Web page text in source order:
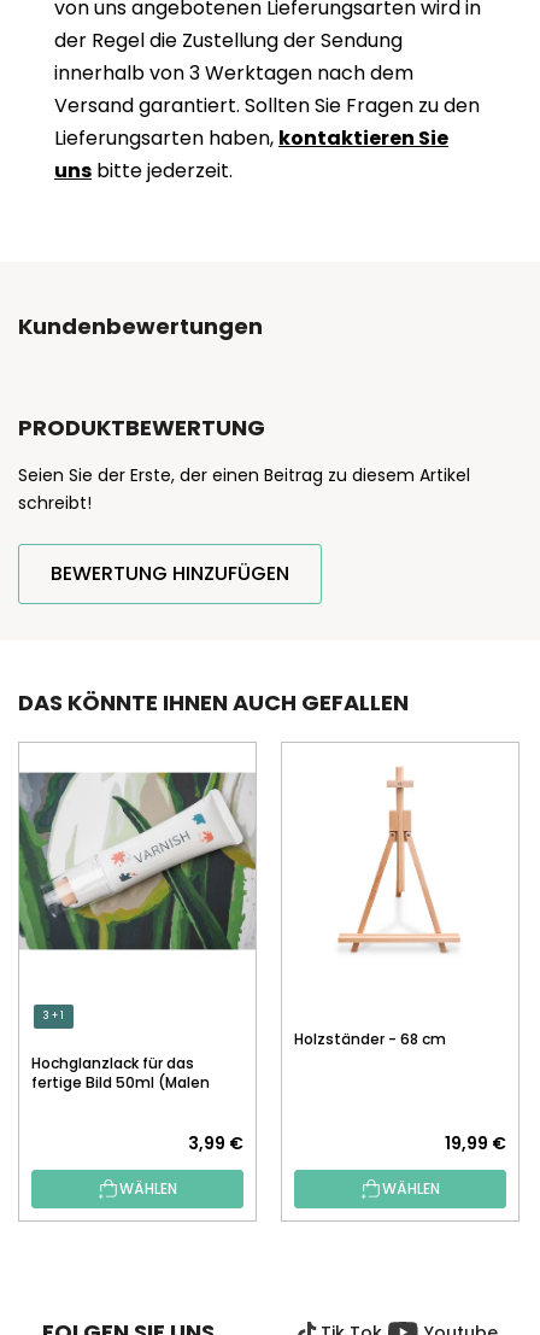
von uns angebotenen Lieferungsarten wird in
der Regel die Zustellung der Sendung
innerhalb von 3 Werktagen nach dem
Versand garantiert. Sollten Sie Fragen zu den
Lieferungsarten haben, kontaktieren Sie
uns bitte jederzeit.
Kundenbewertungen
PRODUKTBEWERTUNG
Seien Sie der Erste, der einen Beitrag zu diesem Artikel
schreibt!
BEWERTUNG HINZUFÜGEN
DAS KÖNNTE IHNEN AUCH GEFALLEN
3 + 1
Hochglanzlack für das
fertige Bild 50ml (Malen
3,99 €
WÄHLEN
Holzständer - 68 cm
19,99 €
WÄHLEN